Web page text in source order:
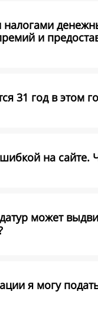
налогами
и
31 год в этом
на сайте.
может
я могу